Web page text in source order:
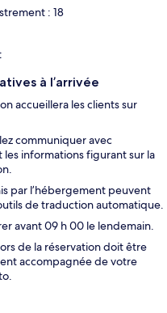
: 18
à l’arrivée
accueillera les clients sur
communiquer avec
informations figurant sur la
par l’hébergement peuvent
de traduction automatique.
avant 09 h 00 le lendemain.
de la réservation doit être
accompagnée de votre